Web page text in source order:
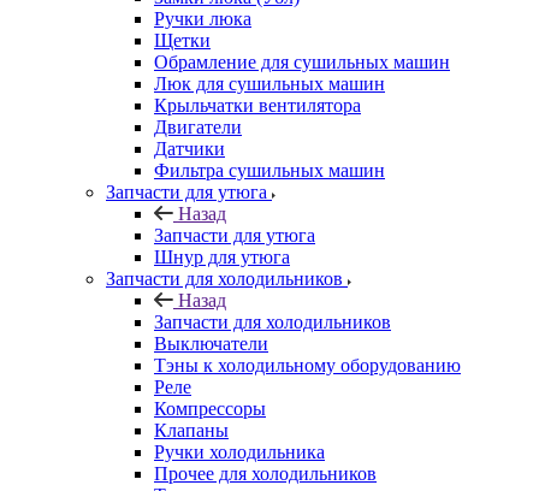
Ручки люка
Щетки
Обрамление для сушильных машин
Люк для сушильных машин
Крыльчатки вентилятора
Двигатели
Датчики
Фильтра сушильных машин
Запчасти для утюга
Назад
Запчасти для утюга
Шнур для утюга
Запчасти для холодильников
Назад
Запчасти для холодильников
Выключатели
Тэны к холодильному оборудованию
Реле
Компрессоры
Клапаны
Ручки холодильника
Прочее для холодильников